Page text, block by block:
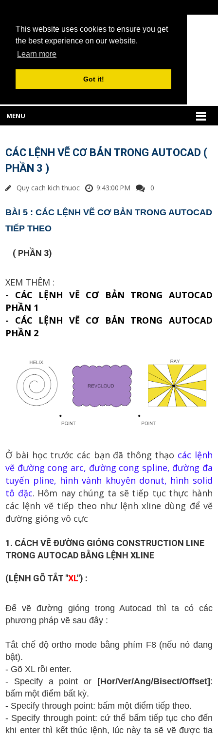
This website uses cookies to ensure you get
the best experience on our website.
Learn more
Got it!
MENU
CÁC LỆNH VẼ CƠ BẢN TRONG AUTOCAD (
PHẦN 3 )
Quy cach kich thuoc 9:43:00 PM 0
BÀI 5 : CÁC LỆNH VẼ CƠ BẢN TRONG AUTOCAD
TIẾP THEO
( PHẦN 3)
XEM THÊM :
- CÁC LỆNH VẼ CƠ BẢN TRONG AUTOCAD
PHẦN 1
- CÁC LỆNH VẼ CƠ BẢN TRONG AUTOCAD
PHẦN 2
Ở bài học trước các bạn đã thông thạo các lệnh
vẽ đường cong arc, đường cong spline, đường đa
tuyến pline, hình vành khuyên donut, hình solid
tô đặc. Hôm nay chúng ta sẽ tiếp tục thực hành
các lệnh vẽ tiếp theo như lệnh xline dùng để vẽ
đường gióng vô cực
1. CÁCH VẼ ĐƯỜNG GIÓNG CONSTRUCTION LINE
TRONG AUTOCAD BẰNG LỆNH XLINE
(LỆNH GÕ TẮT "XL") :
Để vẽ đường gióng trong Autocad thì ta có các
phương pháp vẽ sau đây :
Tắt chế độ ortho mode bằng phím F8 (nếu nó đang
bật).
- Gõ XL rồi enter.
- Specify a point or
[Hor/Ver/Ang/Bisect/Offset] :
bấm một điểm bất kỳ.
- Specify through point: bấm một điểm tiếp theo.
- Specify through point: cứ thế bấm tiếp tục cho đến
khi enter thì kết thúc lệnh, lúc này ta sẽ vẽ được tia